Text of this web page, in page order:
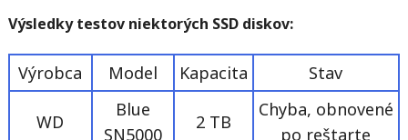
Výsledky testov niektorých SSD diskov:
Výrobca Model Kapacita Stav
WD
Blue
SN5000
2 TB
Chyba, obnovené
po reštarte